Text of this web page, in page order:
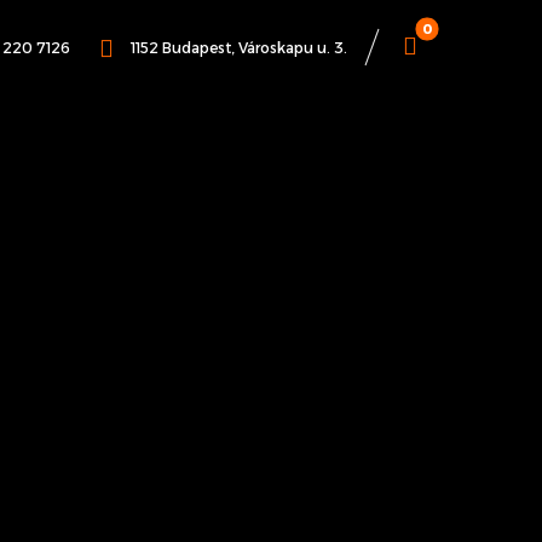
1152 Budapest, Városkapu u. 3.
220 7126